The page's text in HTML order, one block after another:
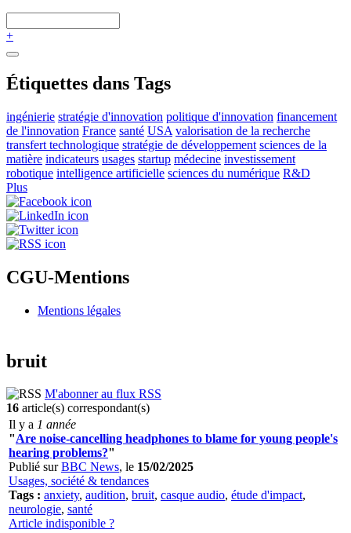
+
Étiquettes dans Tags
ingénierie stratégie d'innovation politique d'innovation financement
de l'innovation France santé USA valorisation de la recherche
transfert technologique stratégie de développement sciences de la
matière indicateurs usages startup médecine investissement
robotique intelligence artificielle sciences du numérique R&D
Plus
CGU-Mentions
Mentions légales
bruit
M'abonner au flux RSS
16 article(s) correspondant(s)
Il y a 1 année
"Are noise-cancelling headphones to blame for young people's
hearing problems?"
Publié surBBC News, le 15/02/2025
Usages, société & tendances
Tags : anxiety, audition, bruit, casque audio, étude d'impact,
neurologie, santé
Article indisponible ?